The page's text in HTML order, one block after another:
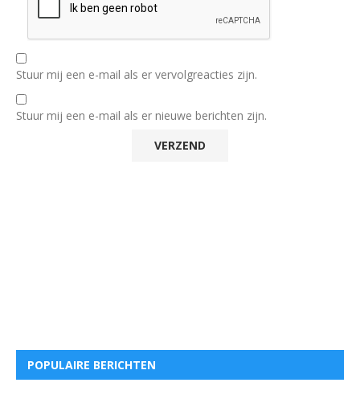
Stuur mij een e-mail als er vervolgreacties zijn.
Stuur mij een e-mail als er nieuwe berichten zijn.
POPULAIRE BERICHTEN